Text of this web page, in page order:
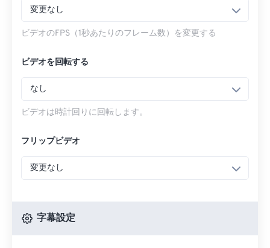
変更なし
ビデオのFPS（1秒あたりのフレーム数）を変更する
ビデオを回転する
なし
ビデオは時計回りに回転します。
フリップビデオ
変更なし
字幕設定